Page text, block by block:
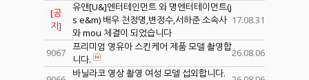
[공
지]
유앤[U&]엔터테인먼트 와 명엔터테이먼트(j
s e&m) 배우 천정명,변정수,서하준 소속사
와 mou 체결이 되었습니다
17.08.31
9067 프리미엄 영유아 스킨케어 제품 모델 촬영합
니다.
26.08.06
바닐라코 영상 촬영 여성 모델 섭외합니다.